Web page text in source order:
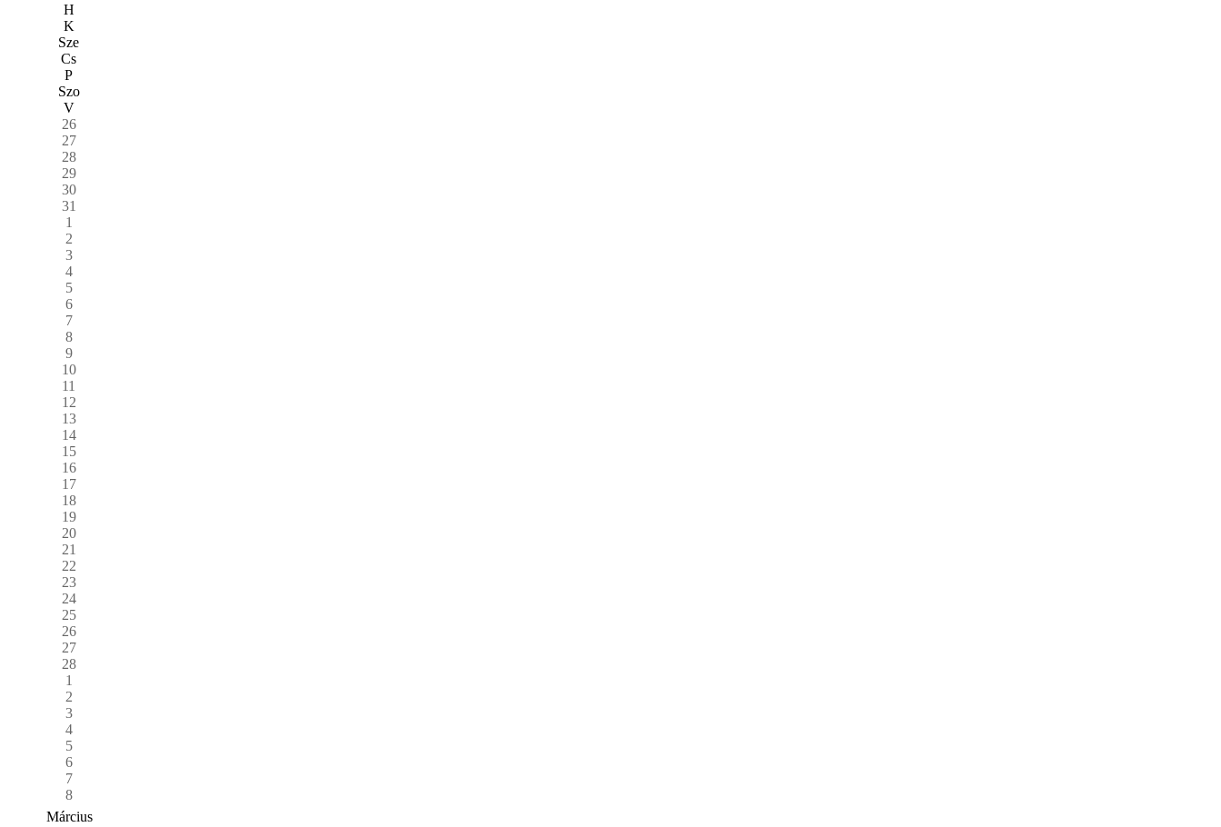
H
K
Sze
Cs
P
Szo
V
26
27
28
29
30
31
1
2
3
4
5
6
7
8
9
10
11
12
13
14
15
16
17
18
19
20
21
22
23
24
25
26
27
28
1
2
3
4
5
6
7
8
Március